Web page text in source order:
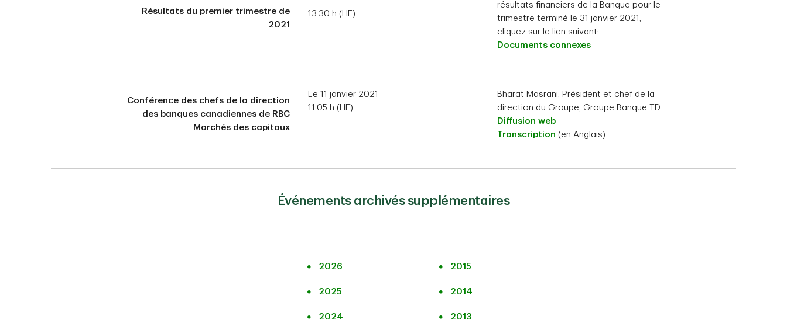
Résultats du premier trimestre de
2021
13:30 h (HE)
résultats financiers de la Banque pour le
trimestre terminé le 31 janvier 2021,
cliquez sur le lien suivant:
Documents connexes
Conférence des chefs de la direction
des banques canadiennes de RBC
Marchés des capitaux
Le 11 janvier 2021
11:05 h (HE)
Bharat Masrani, Président et chef de la
direction du Groupe, Groupe Banque TD
Diffusion web
Transcription (en Anglais)
Événements archivés supplémentaires
2026
2025
2024
2015
2014
2013